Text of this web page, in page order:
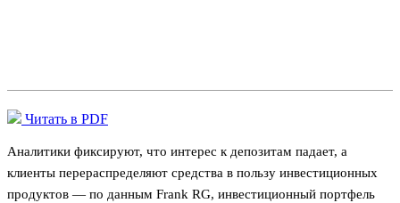
Читать в PDF
Аналитики фиксируют, что интерес к депозитам падает, а
клиенты перераспределяют средства в пользу инвестиционных
продуктов — по данным Frank RG, инвестиционный портфель